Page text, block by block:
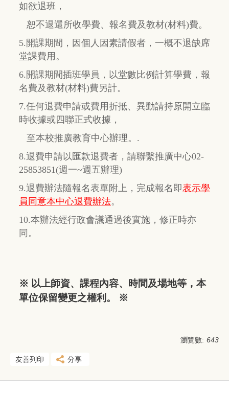
如欲退班，
恕不退還所收學費、報名費及教材(材料)費。
5.開課期間，因個人因素請假者，一概不退缺席
堂課費用。
6.開課期間插班學員，以堂數比例計算學費，報
名費及教材(材料)費另計。
7.任何退費申請或費用折抵、異動請持原開立臨
時收據或四聯正式收據，
至本校推廣教育中心辦理。.
8.退費申請以匯款退費者，請聯繫推廣中心02-
25853851(週一~週五辦理)
9.退費辦法隨報名表單附上，完成報名即表示學
員同意本中心退費辦法。
10.本辦法經行政會議通過後實施，修正時亦
同。
※ 以上師資、課程內容、時間及場地等，本
單位保留變更之權利。 ※
瀏覽數: 643
友善列印 分享